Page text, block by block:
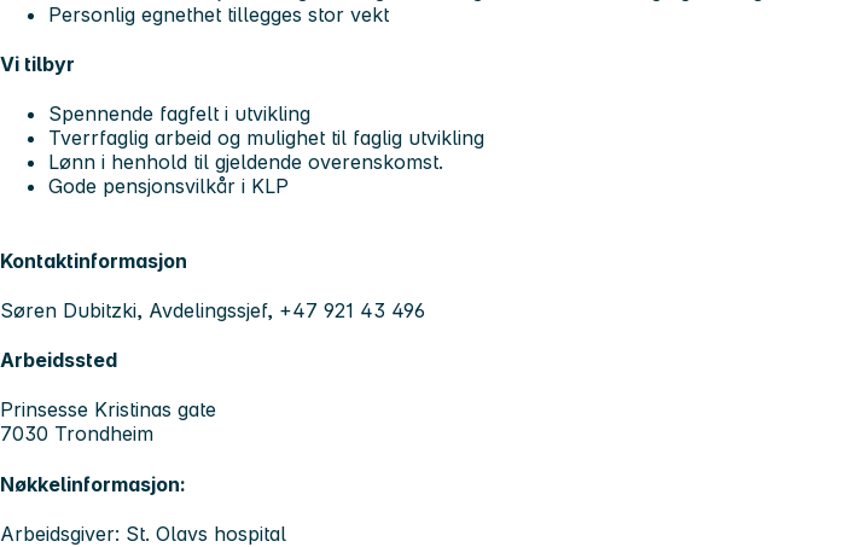
Personlig egnethet tillegges stor vekt
Vi tilbyr
Spennende fagfelt i utvikling
Tverrfaglig arbeid og mulighet til faglig utvikling
Lønn i henhold til gjeldende overenskomst.
Gode pensjonsvilkår i KLP
Kontaktinformasjon
Søren Dubitzki, Avdelingssjef, +47 921 43 496
Arbeidssted
Prinsesse Kristinas gate
7030 Trondheim
Nøkkelinformasjon:
Arbeidsgiver: St. Olavs hospital